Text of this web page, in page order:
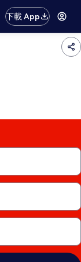
下載 App